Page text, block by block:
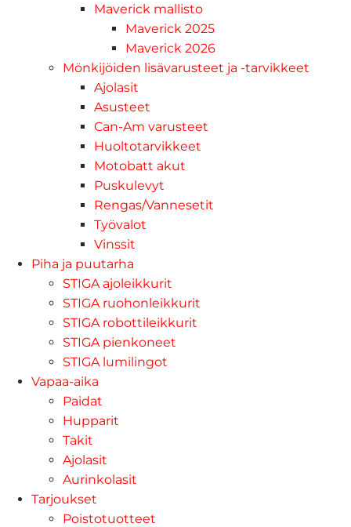
Maverick mallisto
Maverick 2025
Maverick 2026
Mönkijöiden lisävarusteet ja -tarvikkeet
Ajolasit
Asusteet
Can-Am varusteet
Huoltotarvikkeet
Motobatt akut
Puskulevyt
Rengas/Vannesetit
Työvalot
Vinssit
Piha ja puutarha
STIGA ajoleikkurit
STIGA ruohonleikkurit
STIGA robottileikkurit
STIGA pienkoneet
STIGA lumilingot
Vapaa-aika
Paidat
Hupparit
Takit
Ajolasit
Aurinkolasit
Tarjoukset
Poistotuotteet